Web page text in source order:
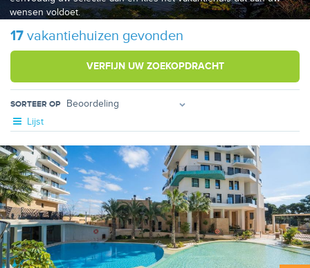
wensen voldoet.
17 vakantiehuizen gevonden
VERFIJN UW ZOEKOPDRACHT
SORTEER OP
Lijst